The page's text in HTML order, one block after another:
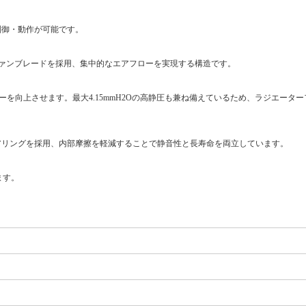
・動作が可能です。
ブレードを採用、集中的なエアフローを実現する構造です。
向上させます。最大4.15mmH2Oの高静圧も兼ね備えているため、ラジエータ
グを採用、内部摩擦を軽減することで静音性と長寿命を両立しています。
。